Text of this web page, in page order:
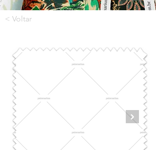
< Voltar